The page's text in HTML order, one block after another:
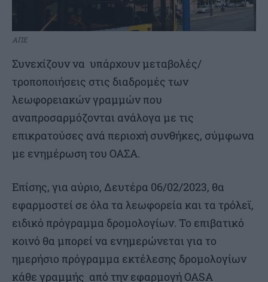
ΑΠΕ
Συνεχίζουν να υπάρχουν μεταβολές/
τροποποιήσεις στις διαδρομές των
λεωφορειακών γραμμών που
αναπροσαρμόζονται ανάλογα με τις
επικρατούσες ανά περιοχή συνθήκες, σύμφωνα
με ενημέρωση του ΟΑΣΑ.
Επίσης, για αύριο, Δευτέρα 06/02/2023, θα
εφαρμοστεί σε όλα τα λεωφορεία και τα τρόλεϊ,
ειδικό πρόγραμμα δρομολογίων. Το επιβατικό
κοινό θα μπορεί να ενημερώνεται για το
ημερήσιο πρόγραμμα εκτέλεσης δρομολογίων
κάθε γραμμής από την εφαρμογή OASA